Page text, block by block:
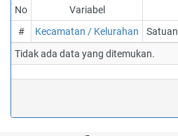
No Variabel
#
Kecamatan / Kelurahan Satuan
Tidak ada data yang ditemukan.